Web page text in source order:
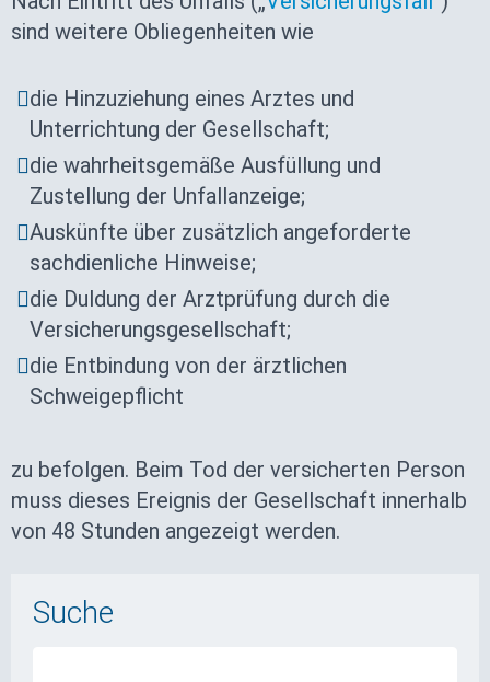
sind weitere Obliegenheiten wie
die Hinzuziehung eines Arztes und
Unterrichtung der Gesellschaft;
die wahrheitsgemäße Ausfüllung und
Zustellung der Unfallanzeige;
Auskünfte über zusätzlich angeforderte
sachdienliche Hinweise;
die Duldung der Arztprüfung durch die
Versicherungsgesellschaft;
die Entbindung von der ärztlichen
Schweigepflicht
zu befolgen. Beim Tod der versicherten Person
muss dieses Ereignis der Gesellschaft innerhalb
von 48 Stunden angezeigt werden.
Suche